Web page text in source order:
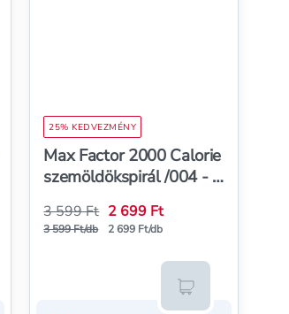
teszem
25% KEDVEZMÉNY
Max Factor 2000 Calorie
szemöldökspirál /004 - 1
3 599 Ft
helyett
2 699 Ft
3 599 Ft/dbhelyett
2 699 Ft/db
Kosárba teszem